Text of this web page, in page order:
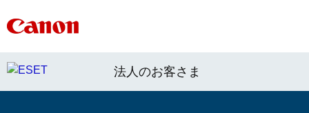
法人のお客さま